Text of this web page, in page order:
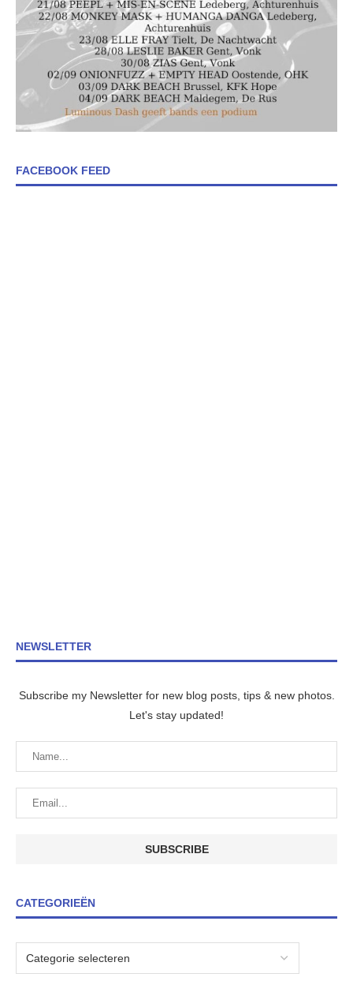
FACEBOOK FEED
NEWSLETTER
Subscribe my Newsletter for new blog posts, tips & new photos.
Let's stay updated!
CATEGORIEËN